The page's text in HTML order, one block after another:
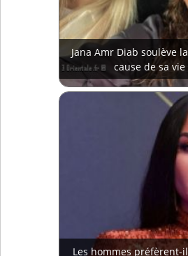
Jana Amr Diab soulève
cause de sa
Les hommes préfèrent-